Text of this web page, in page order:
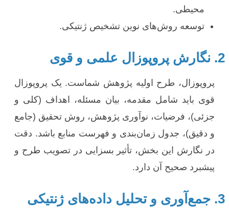
محیطی.
توسعه روش‌های نوین تشخیص ژنتیکی.
2. نگارش پروپوزال علمی و قوی
پروپوزال، طرح اولیه پژوهش شماست. یک پروپوزال
قوی باید شامل مقدمه، بیان مسئله، اهداف (کلی و
جزئی)، فرضیات، نوآوری پژوهش، روش تحقیق (جامع
و دقیق)، جدول زمان‌بندی و فهرست منابع باشد. دقت
در نگارش این بخش، تأثیر بسزایی در تصویب طرح و
پیشبرد صحیح آن دارد.
3. جمع‌آوری و تحلیل داده‌های ژنتیکی